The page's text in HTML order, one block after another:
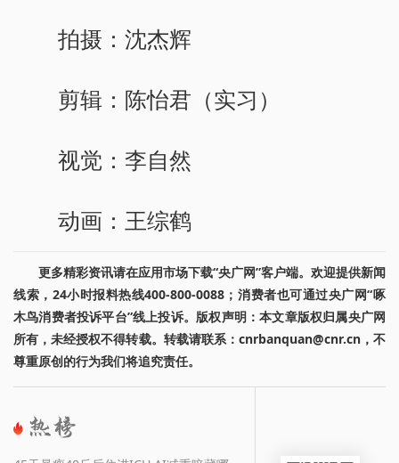
拍摄：沈杰辉
剪辑：陈怡君（实习）
视觉：李自然
动画：王综鹤
更多精彩资讯请在应用市场下载“央广网”客户端。欢迎提供新闻
线索，24小时报料热线400-800-0088；消费者也可通过央广网“啄
木鸟消费者投诉平台”线上投诉。版权声明：本文章版权归属央广网
所有，未经授权不得转载。转载请联系：cnrbanquan@cnr.cn，不
尊重原创的行为我们将追究责任。